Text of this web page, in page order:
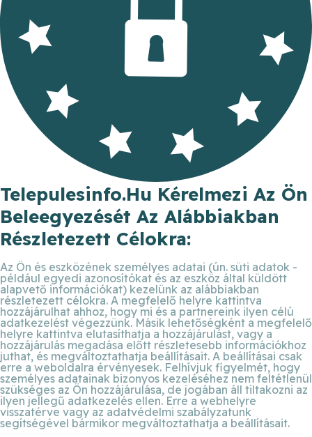
Telepulesinfo.hu Kérelmezi Az Ön
Beleegyezését Az Alábbiakban
Részletezett Célokra:
Az Ön és eszközének személyes adatai (ún. süti adatok -
például egyedi azonosítókat és az eszköz által küldött
alapvető információkat) kezelünk az alábbiakban
részletezett célokra. A megfelelő helyre kattintva
hozzájárulhat ahhoz, hogy mi és a partnereink ilyen célú
adatkezelést végezzünk. Másik lehetőségként a megfelelő
helyre kattintva elutasíthatja a hozzájárulást, vagy a
hozzájárulás megadása előtt részletesebb információkhoz
juthat, és megváltoztathatja beállításait. A beállításai csak
erre a weboldalra érvényesek. Felhívjuk figyelmét, hogy
személyes adatainak bizonyos kezeléséhez nem feltétlenül
szükséges az Ön hozzájárulása, de jogában áll tiltakozni az
ilyen jellegű adatkezelés ellen. Erre a webhelyre
visszatérve vagy az adatvédelmi szabályzatunk
segítségével bármikor megváltoztathatja a beállításait.